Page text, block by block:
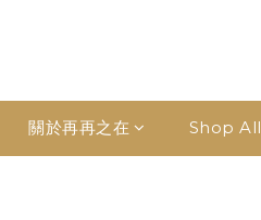
關於再再之在 Shop All